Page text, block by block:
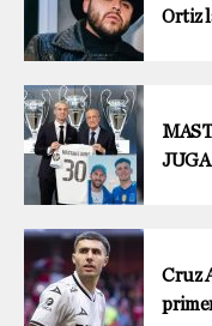
Ortiz
Cruz